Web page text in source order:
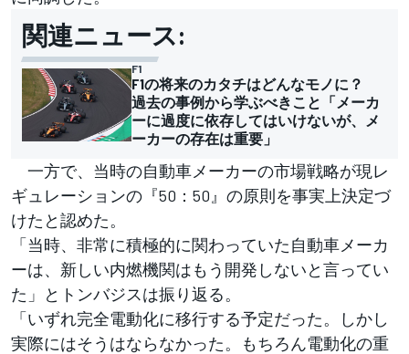
関連ニュース:
F1
F1の将来のカタチはどんなモノに？
過去の事例から学ぶべきこと「メーカ
ーに過度に依存してはいけないが、メ
ーカーの存在は重要」
一方で、当時の自動車メーカーの市場戦略が現レ
ギュレーションの『50：50』の原則を事実上決定づ
けたと認めた。
「当時、非常に積極的に関わっていた自動車メーカ
ーは、新しい内燃機関はもう開発しないと言ってい
た」とトンバジスは振り返る。
「いずれ完全電動化に移行する予定だった。しかし
実際にはそうはならなかった。もちろん電動化の重